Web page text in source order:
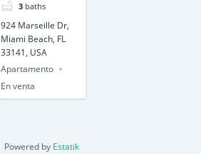
3 baths
924 Marseille Dr,
Miami Beach, FL
33141, USA
Apartamento
En venta
Powered by Estatik